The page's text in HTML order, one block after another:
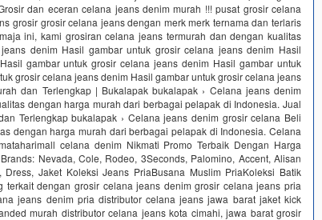
dan eceran celana jeans denim murah !!! pusat grosir celana
grosir grosir celana jeans dengan merk merk ternama dan terlaris
ini, kami grosiran celana jeans termurah dan dengan kualitas
denim Hasil gambar untuk grosir celana jeans denim Hasil
gambar untuk grosir celana jeans denim Hasil gambar untuk
grosir celana jeans denim Hasil gambar untuk grosir celana jeans
dan Terlengkap | Bukalapak bukalapak › Celana jeans denim
dengan harga murah dari berbagai pelapak di Indonesia. Jual
Terlengkap bukalapak › Celana jeans denim grosir celana Beli
dengan harga murah dari berbagai pelapak di Indonesia. Celana
celana denim‎ Nikmati Promo Terbaik Dengan Harga
Nevada, Cole, Rodeo, 3Seconds, Palomino, Accent, Alisan
Dress, Jaket Koleksi Jeans PriaBusana Muslim PriaKoleksi Batik
terkait dengan grosir celana jeans denim grosir celana jeans pria
jeans denim pria distributor celana jeans jawa barat jaket kick
murah distributor celana jeans kota cimahi, jawa barat grosir